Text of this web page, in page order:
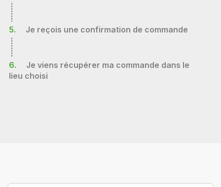
5. Je reçois une confirmation de commande
6.
Je viens récupérer ma commande dans le
lieu choisi